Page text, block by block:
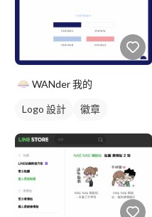
WANder 我的
Logo 設計
徽章
美式商標
藍色